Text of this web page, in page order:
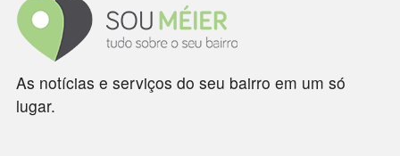
As notícias e serviços do seu bairro em um só
lugar.